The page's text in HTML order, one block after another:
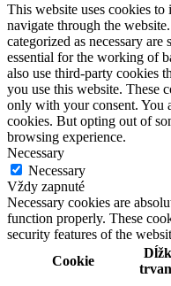
This website uses cookies
navigate through the
categorized as necessary
essential for the working of
also use third-party cookies
you use this website. These
only with your consent. You
cookies. But opting out of
browsing experience.
Necessary
Necessary
Vždy zapnuté
Necessary cookies are
function properly. These
security features of the
Cookie